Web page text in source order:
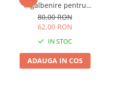
Ingalbenire pentru
Conifere, 3kg, acopera
120 mp
80,00 RON
62,00 RON
IN STOC
ADAUGA IN COS